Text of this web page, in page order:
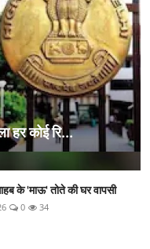
हर कोई रि...
के 'माऊ' तोते की घर वापसी
0 34